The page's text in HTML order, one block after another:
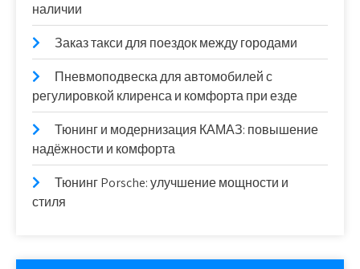
наличии
Заказ такси для поездок между городами
Пневмоподвеска для автомобилей с
регулировкой клиренса и комфорта при езде
Тюнинг и модернизация КАМАЗ: повышение
надёжности и комфорта
Тюнинг Porsche: улучшение мощности и
стиля